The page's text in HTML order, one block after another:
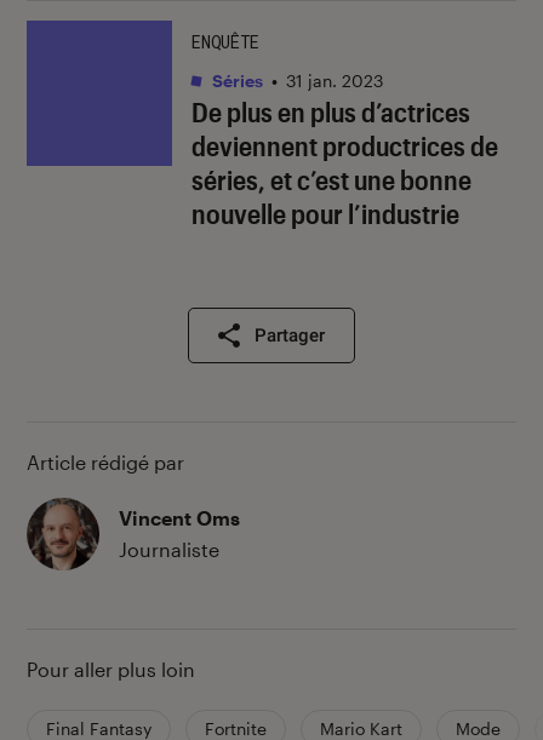
De plus en plus d’actrices
deviennent productrices de
séries, et c’est une bonne
nouvelle pour l’industrie
ENQUÊTE
Séries • 31 jan. 2023
Partager
Article rédigé par
Vincent Oms
Journaliste
Pour aller plus loin
Final Fantasy Fortnite Mario Kart Mode